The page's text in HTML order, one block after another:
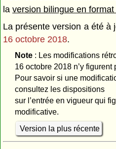
la version bilingue en format
La présente version a été à
16 octobre 2018.
Note: Les modifications
16 octobre 2018 n’y figurent
Pour savoir si une
consultez les dispositions
sur l’entrée en vigueur qui
modificative.
Version la plus récente